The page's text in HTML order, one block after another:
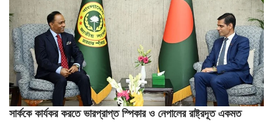
সার্ককে কার্যকর করতে ভারপ্রাপ্ত স্পিকার ও নেপালের রাষ্ট্রদূত একমত